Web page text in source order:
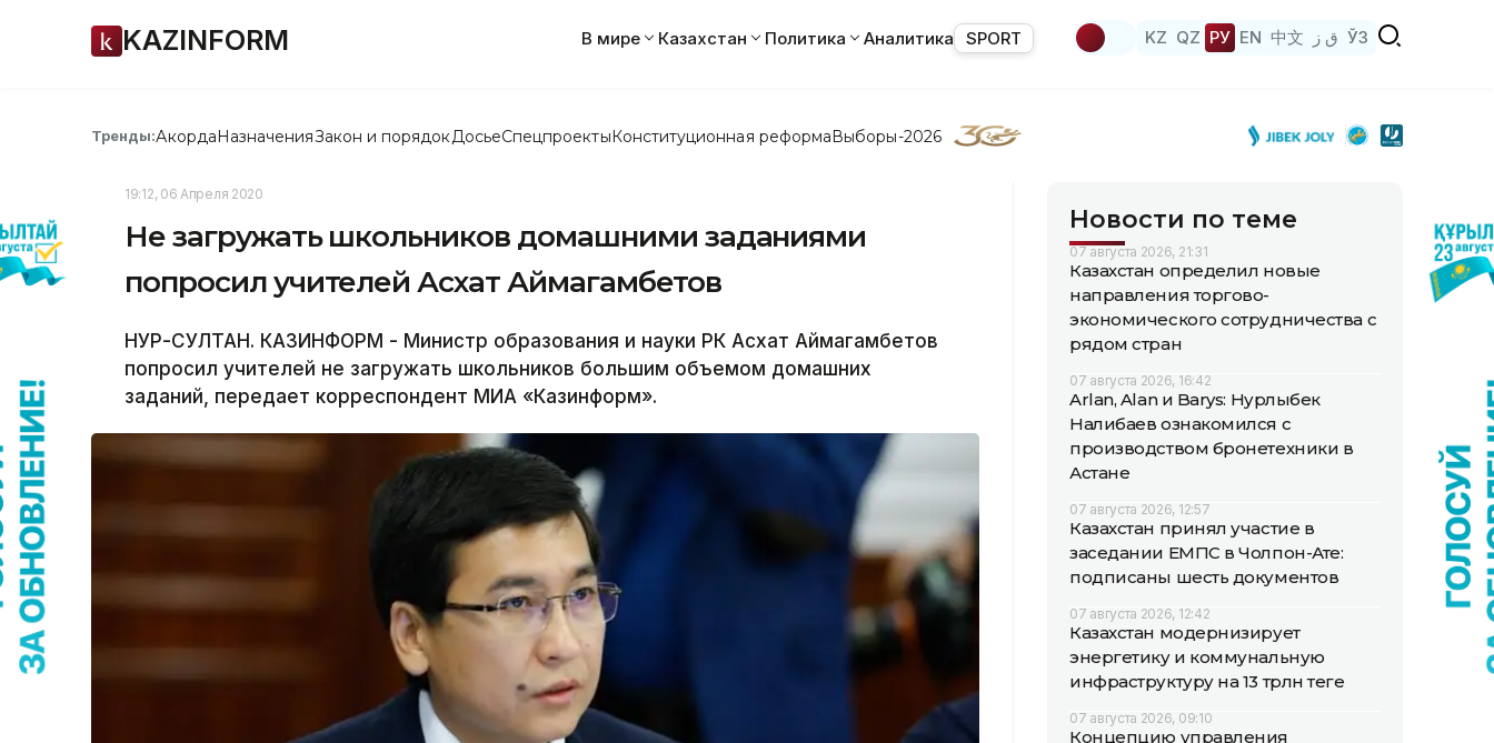
KAZINFORM В мире Казахстан Политика Аналитика SPORT KZ QZ РУ EN 中文 ق ز ЎЗ
Тренды:АкордаНазначенияЗакон и порядок ДосьеСпецпроектыКонституционная реформаВыборы-2026
19:12, 06 Апреля 2020
Не загружать школьников домашними заданиями
попросил учителей Асхат Аймагамбетов
НУР-СУЛТАН. КАЗИНФОРМ - Министр образования и науки РК Асхат Аймагамбетов
попросил учителей не загружать школьников большим объемом домашних
заданий, передает корреспондент МИА «Казинформ».
Новости по теме
07 августа 2026, 21:31
Казахстан определил новые
направления торгово-
экономического сотрудничества с
рядом стран
07 августа 2026, 16:42
Arlan, Alan и Barys: Нурлыбек
Налибаев ознакомился с
производством бронетехники в
Астане
07 августа 2026, 12:57
Казахстан принял участие в
заседании ЕМПС в Чолпон-Ате:
подписаны шесть документов
07 августа 2026, 12:42
Казахстан модернизирует
энергетику и коммунальную
инфраструктуру на 13 трлн теңге
07 августа 2026, 09:10
Концепцию управления